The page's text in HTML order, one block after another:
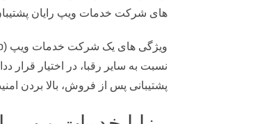
های شرکت خدمات ویپ رایان
نسبت به سایر رقبا، در اختیار قرار
پشتیبانی پس از فروش، بالا بردن